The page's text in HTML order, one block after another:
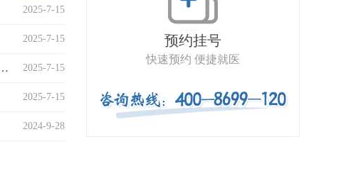
2025-7-15
2025-7-15
—西安排名前三的发育行为专科医院？... 2025-7-15
2025-7-15
2024-9-28
预约挂号
快速预约 便捷就医